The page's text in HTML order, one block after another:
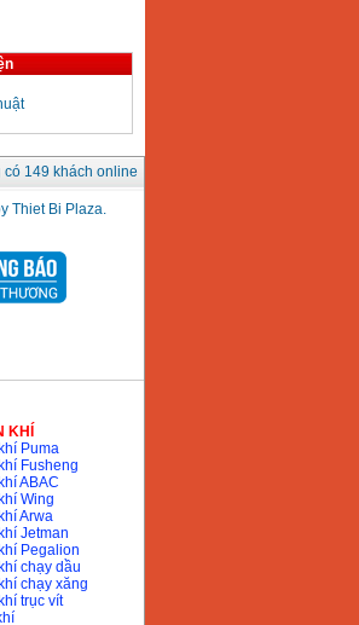
có 149 khách online
Thiet Bi Plaza.
KHÍ
Puma
Fusheng
ABAC
Wing
Arwa
Jetman
Pegalion
chạy dầu
chạy xăng
trục vít